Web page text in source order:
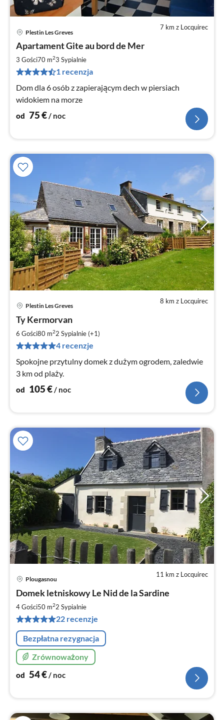
7 km z Locquirec
Plestin Les Greves
Apartament Gite au bord de Mer
3 Gości70 m23 Sypialnie
1 recenzja
Dom dla 6 osób z zapierającym dech w piersiach
widokiem na morze
od 75€/ noc
8 km z Locquirec
Plestin Les Greves
Ty Kermorvan
6 Gości80 m22 Sypialnie (+1)
4 recenzje
Spokojne przytulny domek z dużym ogrodem, zaledwie
3 km od plaży.
od 105€/ noc
11 km z Locquirec
Plougasnou
Domek letniskowy Le Nid de la Sardine
4 Gości50 m22 Sypialnie
22 recenzje
Bezpłatna rezygnacja
Zrównoważony
od 54€/ noc